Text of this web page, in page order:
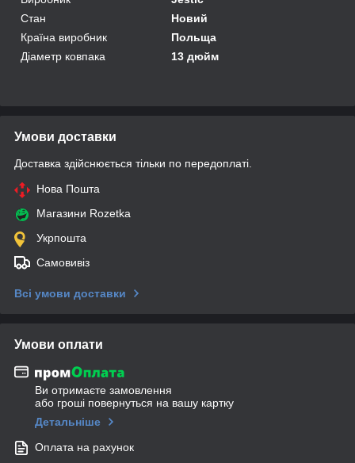
Стан
Новий
Країна виробник
Польща
Діаметр ковпака
13 дюйм
Умови доставки
Доставка здійснюється тільки по передоплаті.
Нова Пошта
Магазини Rozetka
Укрпошта
Самовивіз
Всі умови доставки
Умови оплати
Ви отримаєте замовлення
або гроші повернуться на вашу картку
Детальніше
Оплата на рахунок